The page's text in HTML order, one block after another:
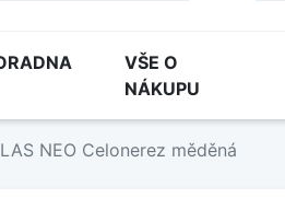
VŠE O
NÁKUPU
NEO Celonerez měděná